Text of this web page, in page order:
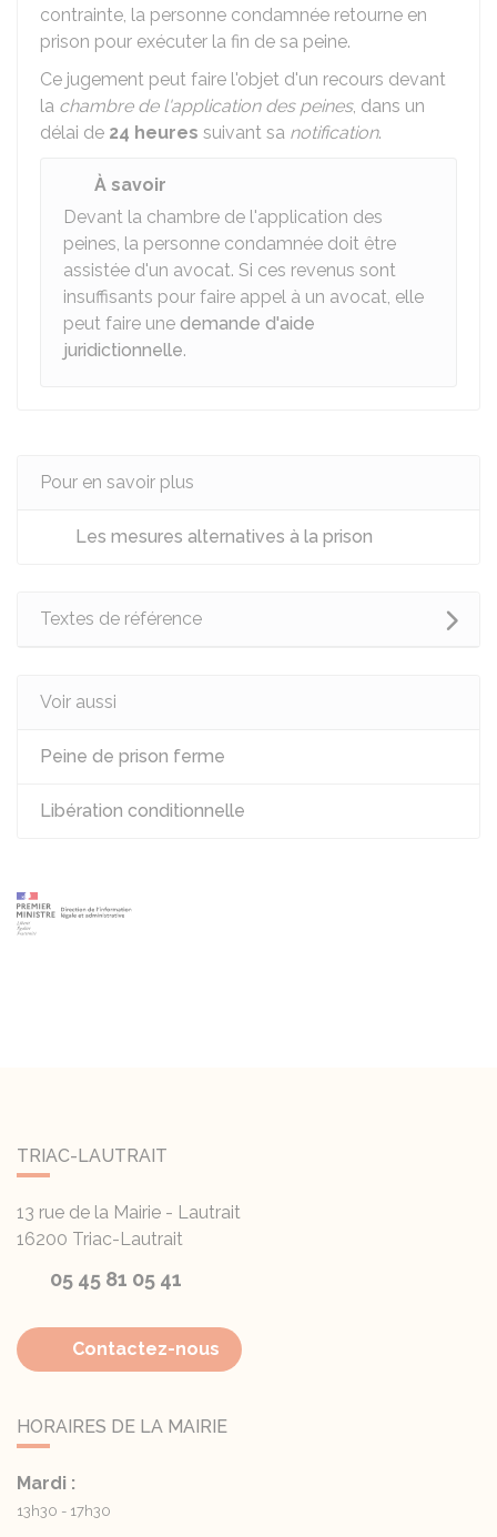
contrainte, la personne condamnée retourne en
prison pour exécuter la fin de sa peine.
Ce jugement peut faire l'objet d'un recours devant
la chambre de l'application des peines, dans un
délai de 24 heures suivant sa notification.
À savoir
Devant la chambre de l'application des
peines, la personne condamnée doit être
assistée d'un avocat. Si ces revenus sont
insuffisants pour faire appel à un avocat, elle
peut faire une demande d'aide
juridictionnelle.
Pour en savoir plus
Les mesures alternatives à la prison
Textes de référence
Voir aussi
Peine de prison ferme
Libération conditionnelle
TRIAC-LAUTRAIT
13 rue de la Mairie - Lautrait
16200 Triac-Lautrait
05 45 81 05 41
Contactez-nous
HORAIRES DE LA MAIRIE
Mardi :
13h30 - 17h30